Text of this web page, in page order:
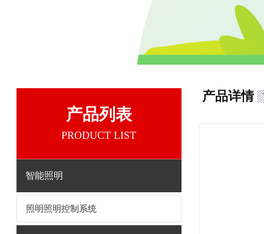
产品列表
PRODUCT LIST
智能照明
照明照明控制系统
产品详情